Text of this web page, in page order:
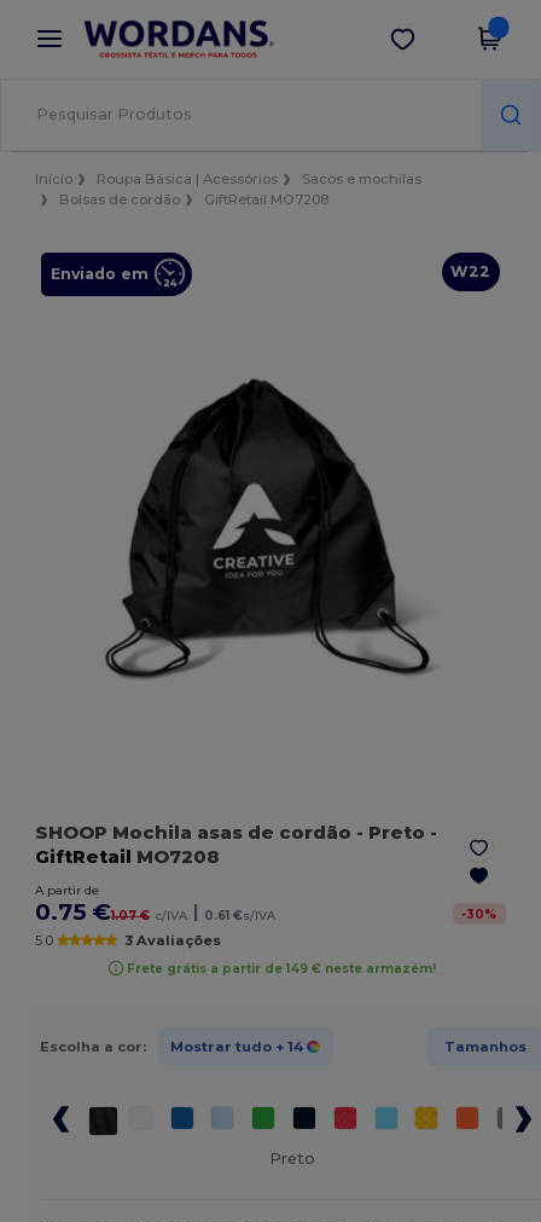
× App Wordans
Melhores preços na app!
Obter app
Início Roupa Básica | Acessórios
Sacos e mochilas
Bolsas de cordão
GiftRetail MO7208
W22
Enviado em
SHOOP Mochila asas de cordão - Preto -
GiftRetail MO7208
A partir de
0.75 €1.07 € c/IVA | 0.61 €s/IVA -30%
5.0 3 Avaliações
Frete grátis a partir de 149 € neste armazém!
Escolha a cor: Mostrar tudo + 14 Tamanhos
Preto